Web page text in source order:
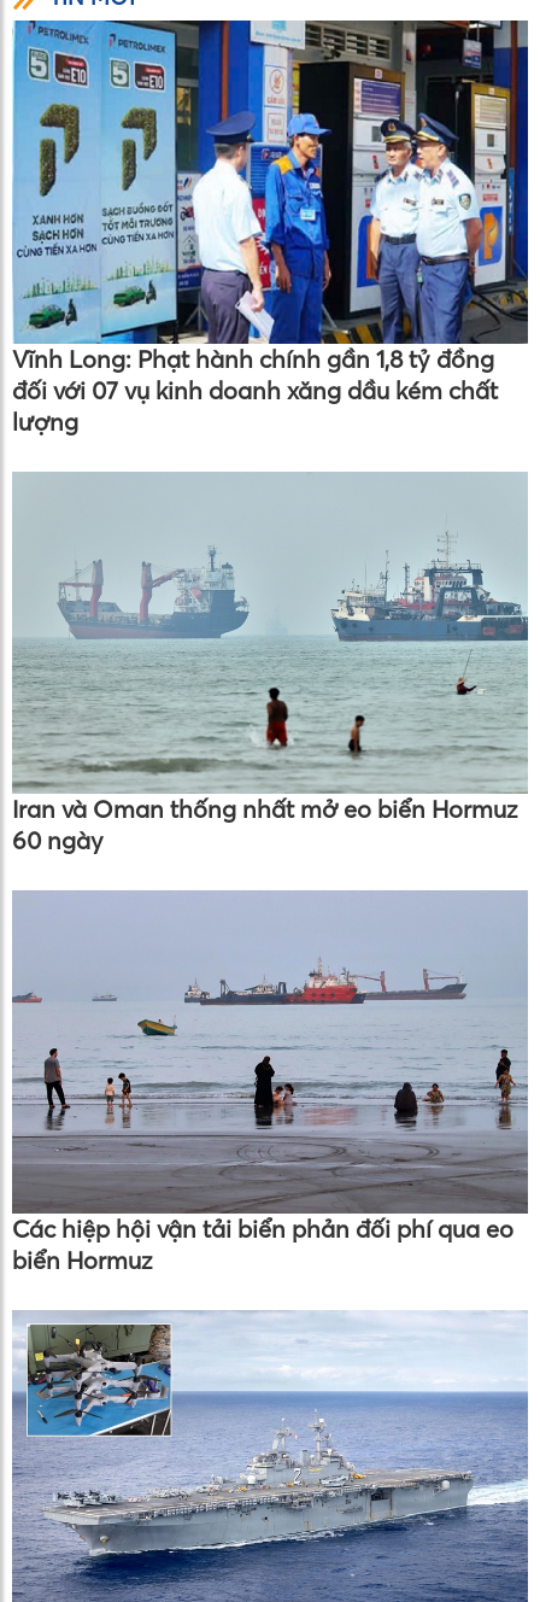
Vĩnh Long: Phạt hành chính gần 1,8 tỷ đồng
đối với 07 vụ kinh doanh xăng dầu kém chất
lượng
Iran và Oman thống nhất mở eo biển Hormuz
60 ngày
Các hiệp hội vận tải biển phản đối phí qua eo
biển Hormuz